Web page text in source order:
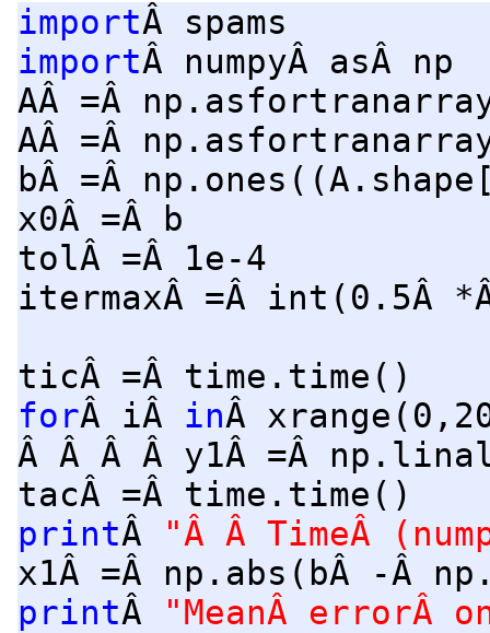
importÂ spams
importÂ numpyÂ asÂ np
AÂ =Â
AÂ =Â
bÂ =Â
x0Â =Â b
tolÂ =Â 1e-4
itermaxÂ =Â int(0.5Â
ticÂ =Â time.time()
forÂ iÂ inÂ
Â Â Â Â y1Â =Â
tacÂ =Â time.time()
printÂ
"Â Â TimeÂ
x1Â =Â np.abs(bÂ -Â
printÂ
"MeanÂ errorÂ